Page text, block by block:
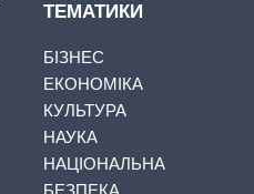
ТЕМАТИКИ
БІЗНЕС
ЕКОНОМІКА
КУЛЬТУРА
НАУКА
НАЦІОНАЛЬНА